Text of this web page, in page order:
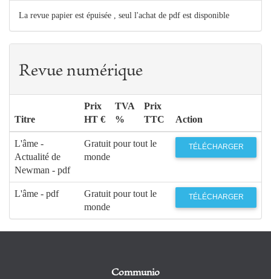
La revue papier est épuisée , seul l'achat de pdf est disponible
Revue numérique
Titre
Prix
HT €
TVA
%
Prix
TTC
Action
L'âme -
Actualité de
Newman - pdf
Gratuit pour tout le
monde
TÉLÉCHARGER
L'âme - pdf
Gratuit pour tout le
monde
TÉLÉCHARGER
Communio